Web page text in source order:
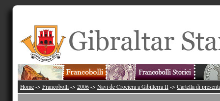
Home -> Francobolli -> 2006 -> Navi de Crociera a Gibilterra II -> Cartella di